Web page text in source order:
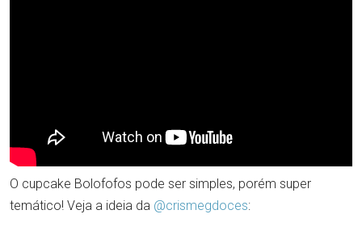
O cupcake Bolofofos pode ser simples, porém super
temático! Veja a ideia da @crismegdoces: